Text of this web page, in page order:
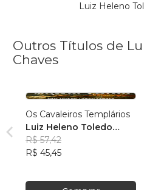
Luiz Heleno
Outros Títulos de
Chaves
Os Cavaleiros Templários
Luiz Heleno Toledo
Chaves
R$ 57,42
R$ 45,45